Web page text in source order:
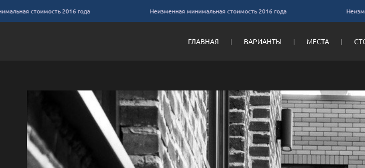
ГЛАВНАЯ ВАРИАНТЫ МЕСТА
стоимость 2016 года Неизменная минимальная стоимость 2016 года